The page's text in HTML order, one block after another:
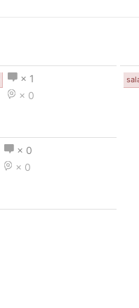
× 1
× 0
× 0
× 0